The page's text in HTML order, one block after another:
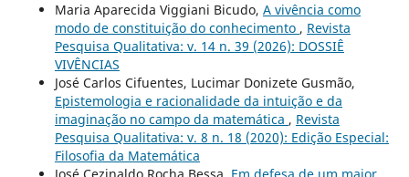
Maria Aparecida Viggiani Bicudo, A vivência como
modo de constituição do conhecimento , Revista
Pesquisa Qualitativa: v. 14 n. 39 (2026): DOSSIÊ
VIVÊNCIAS
José Carlos Cifuentes, Lucimar Donizete Gusmão,
Epistemologia e racionalidade da intuição e da
imaginação no campo da matemática , Revista
Pesquisa Qualitativa: v. 8 n. 18 (2020): Edição Especial:
Filosofia da Matemática